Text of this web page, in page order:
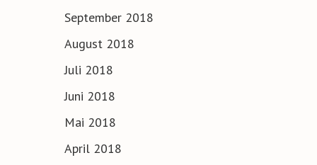
September 2018
August 2018
Juli 2018
Juni 2018
Mai 2018
April 2018